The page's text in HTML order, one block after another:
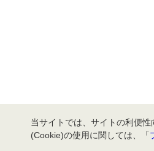
当サイトでは、サイトの利便
(Cookie)の使用に関しては、「